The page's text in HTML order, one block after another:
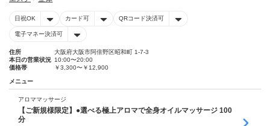
日祝OK カード可 QRコード決済可
電子マネー決済可
住所
大阪府大阪市阿倍野区昭和町 1-7-3
本日の営業状況 10:00〜20:00
価格帯
￥3,300〜￥12,900
メニュー
アロママッサージ
【ご新規様限定】●選べる極上アロマで全身オイルマッサージ 100
分